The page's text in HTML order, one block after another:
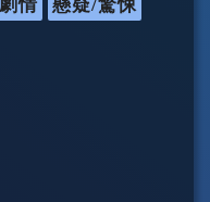
劇情
懸疑/驚悚